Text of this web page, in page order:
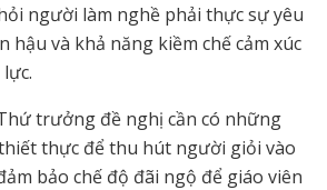
người làm nghề phải thực sự yêu
hậu và khả năng kiềm chế cảm xúc
trưởng đề nghị cần có những
thực để thu hút người giỏi vào
bảo chế độ đãi ngộ để giáo viên